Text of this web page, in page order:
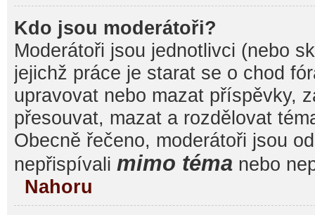
Kdo jsou moderátoři?
Moderátoři jsou jednotlivci (nebo
jejichž práce je starat se o chod
upravovat nebo mazat příspěvky,
přesouvat, mazat a rozdělovat
Obecně řečeno, moderátoři jsou
nepřispívali mimo téma nebo
Nahoru